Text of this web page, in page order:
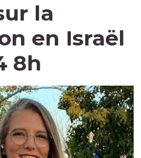
la
en Israël
8h